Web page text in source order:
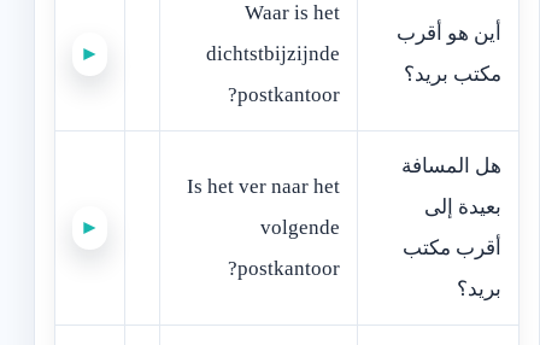
‫أين هو أقرب
مكتب بريد؟‬
Waar is het
dichtstbijzijnde
postkantoor?
►
‫هل المسافة
بعيدة إلى
أقرب مكتب
بريد؟‬
Is het ver naar het
volgende
postkantoor?
►